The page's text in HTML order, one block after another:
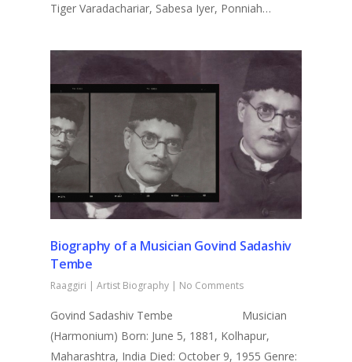
Tiger Varadachariar, Sabesa Iyer, Ponniah…
Biography of a Musician Govind Sadashiv
Tembe
Raaggiri |Artist Biography | No Comments
Govind Sadashiv Tembe Musician
(Harmonium) Born: June 5, 1881, Kolhapur,
Maharashtra, India Died: October 9, 1955 Genre: